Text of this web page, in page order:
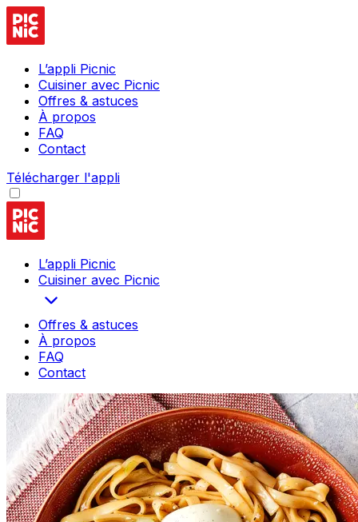
L’appli Picnic
Cuisiner avec Picnic
Offres & astuces
À propos
FAQ
Contact
Télécharger l'appli
L’appli Picnic
Cuisiner avec Picnic
Offres & astuces
À propos
FAQ
Contact